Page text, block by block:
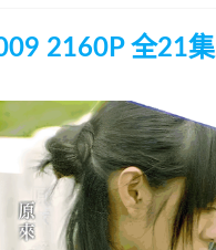
2160P 全21集